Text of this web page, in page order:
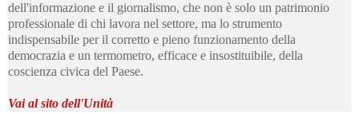
dell'informazione e il giornalismo, che non è solo un patrimonio
professionale di chi lavora nel settore, ma lo strumento
indispensabile per il corretto e pieno funzionamento della
democrazia e un termometro, efficace e insostituibile, della
coscienza civica del Paese.
Vai al sito dell'Unità